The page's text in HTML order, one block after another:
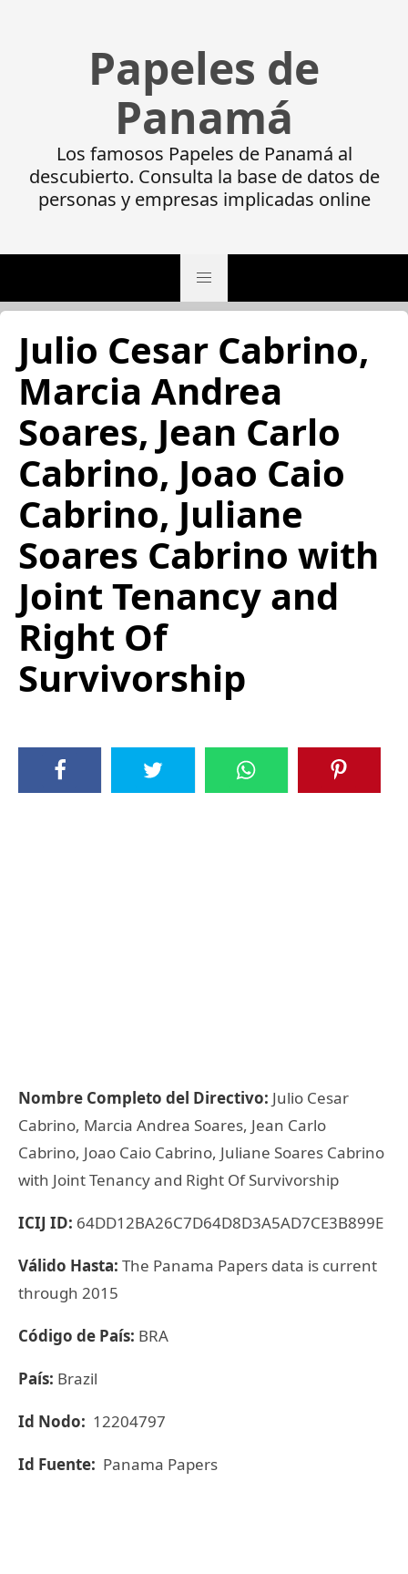
Papeles de
Panamá
Los famosos Papeles de Panamá al
descubierto. Consulta la base de datos de
personas y empresas implicadas online
Julio Cesar Cabrino,
Marcia Andrea
Soares, Jean Carlo
Cabrino, Joao Caio
Cabrino, Juliane
Soares Cabrino with
Joint Tenancy and
Right Of
Survivorship
Nombre Completo del Directivo: Julio Cesar
Cabrino, Marcia Andrea Soares, Jean Carlo
Cabrino, Joao Caio Cabrino, Juliane Soares Cabrino
with Joint Tenancy and Right Of Survivorship
ICIJ ID: 64DD12BA26C7D64D8D3A5AD7CE3B899E
Válido Hasta: The Panama Papers data is current
through 2015
Código de País: BRA
País: Brazil
Id Nodo: 12204797
Id Fuente: Panama Papers